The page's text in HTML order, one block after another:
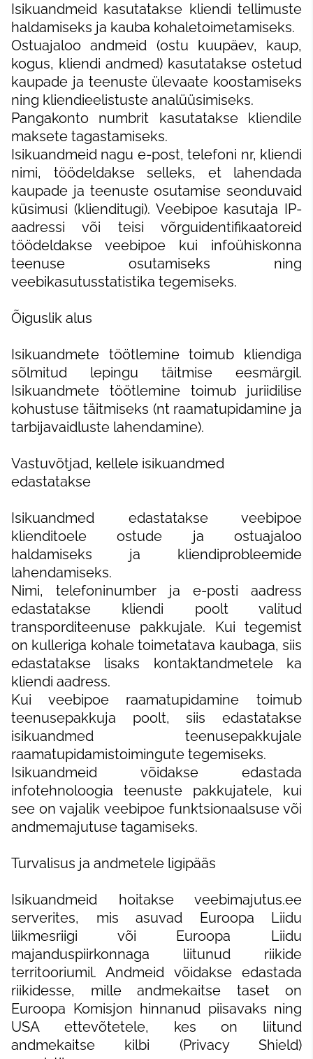
Isikuandmeid kasutatakse kliendi tellimuste
haldamiseks ja kauba kohaletoimetamiseks.
Ostuajaloo andmeid (ostu kuupäev, kaup,
kogus, kliendi andmed) kasutatakse ostetud
kaupade ja teenuste ülevaate koostamiseks
ning kliendieelistuste analüüsimiseks.
Pangakonto numbrit kasutatakse kliendile
maksete tagastamiseks.
Isikuandmeid nagu e-post, telefoni nr, kliendi
nimi, töödeldakse selleks, et lahendada
kaupade ja teenuste osutamise seonduvaid
küsimusi (klienditugi). Veebipoe kasutaja IP-
aadressi või teisi võrguidentifikaatoreid
töödeldakse veebipoe kui infoühiskonna
teenuse osutamiseks ning
veebikasutusstatistika tegemiseks.
Õiguslik alus
Isikuandmete töötlemine toimub kliendiga
sõlmitud lepingu täitmise eesmärgil.
Isikuandmete töötlemine toimub juriidilise
kohustuse täitmiseks (nt raamatupidamine ja
tarbijavaidluste lahendamine).
Vastuvõtjad, kellele isikuandmed
edastatakse
Isikuandmed edastatakse veebipoe
klienditoele ostude ja ostuajaloo
haldamiseks ja kliendiprobleemide
lahendamiseks.
Nimi, telefoninumber ja e-posti aadress
edastatakse kliendi poolt valitud
transporditeenuse pakkujale. Kui tegemist
on kulleriga kohale toimetatava kaubaga, siis
edastatakse lisaks kontaktandmetele ka
kliendi aadress.
Kui veebipoe raamatupidamine toimub
teenusepakkuja poolt, siis edastatakse
isikuandmed teenusepakkujale
raamatupidamistoimingute tegemiseks.
Isikuandmeid võidakse edastada
infotehnoloogia teenuste pakkujatele, kui
see on vajalik veebipoe funktsionaalsuse või
andmemajutuse tagamiseks.
Turvalisus ja andmetele ligipääs
Isikuandmeid hoitakse veebimajutus.ee
serverites, mis asuvad Euroopa Liidu
liikmesriigi või Euroopa Liidu
majanduspiirkonnaga liitunud riikide
territooriumil. Andmeid võidakse edastada
riikidesse, mille andmekaitse taset on
Euroopa Komisjon hinnanud piisavaks ning
USA ettevõtetele, kes on liitund
andmekaitse kilbi (Privacy Shield)